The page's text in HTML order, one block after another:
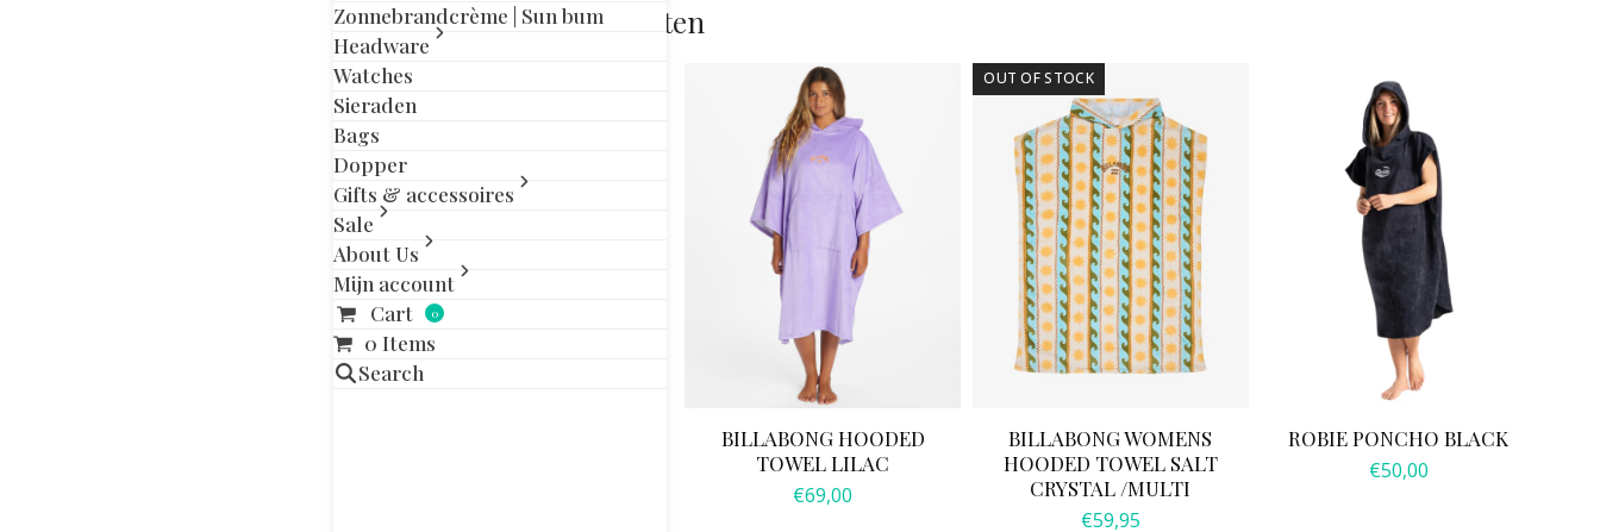
Zonnebrandcrème | Sun bum
Headware
Watches
Sieraden
Bags
Dopper
Gifts & accessoires
Sale
About Us
Mijn account
Cart
0
0 Items
Search
Gerelateerde producten
OUT OF STOCK
BILLABONG HOODED
TOWEL LILAC
€69,00
OUT OF STOCK
BILLABONG WOMENS
HOODED TOWEL SALT
CRYSTAL /MULTI
€59,95
ROBIE PONCHO BLACK
€50,00